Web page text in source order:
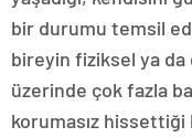
bir durumu temsil
bireyin fiziksel ya da
üzerinde çok fazla
korumasız